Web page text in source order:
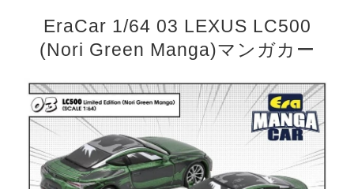
EraCar 1/64 03 LEXUS LC500
(Nori Green Manga)マンガカー